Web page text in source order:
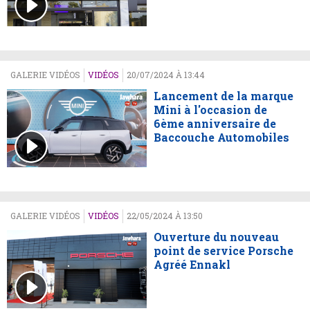
GALERIE VIDÉOS VIDÉOS 20/07/2024 À 13:44
Lancement de la marque
Mini à l'occasion de
6ème anniversaire de
Baccouche Automobiles
GALERIE VIDÉOS VIDÉOS 22/05/2024 À 13:50
Ouverture du nouveau
point de service Porsche
Agréé Ennakl